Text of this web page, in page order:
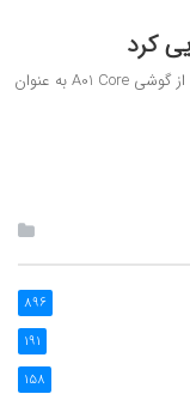
سامسونگ از گوشی A01 Core رونمایی کرد سامسونگ از گوشی A01 Core به عنوان
896
191
158